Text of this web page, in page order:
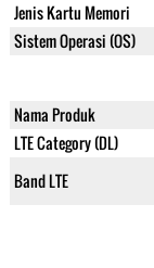
Jenis Kartu Memori
Sistem Operasi (OS)
Nama Produk
LTE Category (DL)
Band LTE